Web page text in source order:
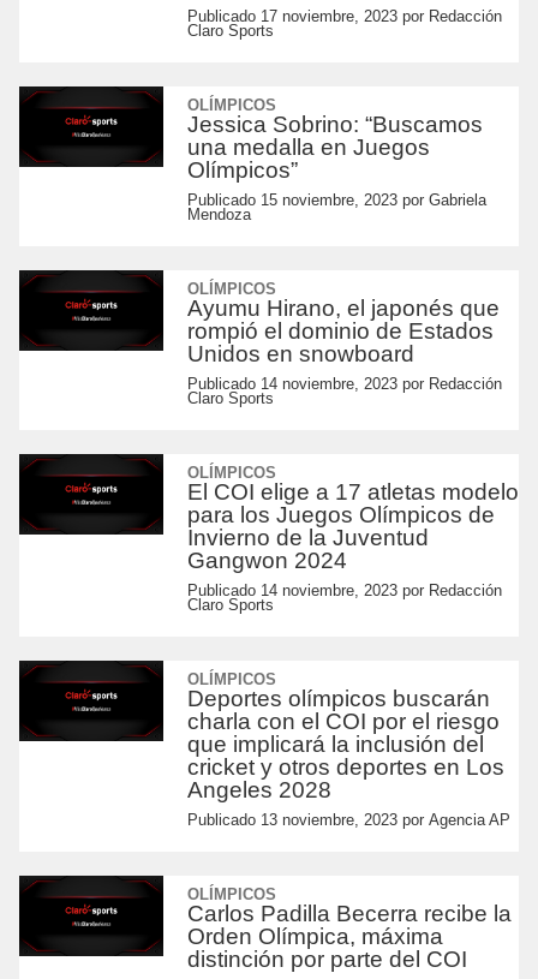
Publicado 17 noviembre, 2023por Redacción
Claro Sports
OLÍMPICOS
Jessica Sobrino: “Buscamos
una medalla en Juegos
Olímpicos”
Publicado 15 noviembre, 2023por Gabriela
Mendoza
OLÍMPICOS
Ayumu Hirano, el japonés que
rompió el dominio de Estados
Unidos en snowboard
Publicado 14 noviembre, 2023por Redacción
Claro Sports
OLÍMPICOS
El COI elige a 17 atletas modelo
para los Juegos Olímpicos de
Invierno de la Juventud
Gangwon 2024
Publicado 14 noviembre, 2023por Redacción
Claro Sports
OLÍMPICOS
Deportes olímpicos buscarán
charla con el COI por el riesgo
que implicará la inclusión del
cricket y otros deportes en Los
Angeles 2028
Publicado 13 noviembre, 2023por Agencia AP
OLÍMPICOS
Carlos Padilla Becerra recibe la
Orden Olímpica, máxima
distinción por parte del COI